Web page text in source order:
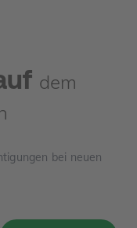
dem
bei neuen